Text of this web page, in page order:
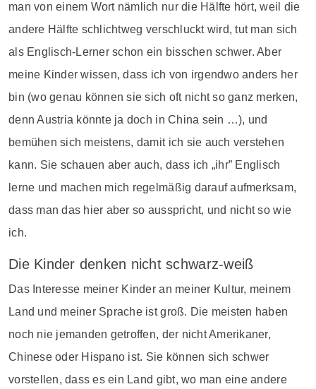
man von einem Wort nämlich nur die Hälfte hört, weil die
andere Hälfte schlichtweg verschluckt wird, tut man sich
als Englisch-Lerner schon ein bisschen schwer. Aber
meine Kinder wissen, dass ich von irgendwo anders her
bin (wo genau können sie sich oft nicht so ganz merken,
denn Austria könnte ja doch in China sein …), und
bemühen sich meistens, damit ich sie auch verstehen
kann. Sie schauen aber auch, dass ich „ihr” Englisch
lerne und machen mich regelmäßig darauf aufmerksam,
dass man das hier aber so ausspricht, und nicht so wie
ich.
Die Kinder denken nicht schwarz-weiß
Das Interesse meiner Kinder an meiner Kultur, meinem
Land und meiner Sprache ist groß. Die meisten haben
noch nie jemanden getroffen, der nicht Amerikaner,
Chinese oder Hispano ist. Sie können sich schwer
vorstellen, dass es ein Land gibt, wo man eine andere